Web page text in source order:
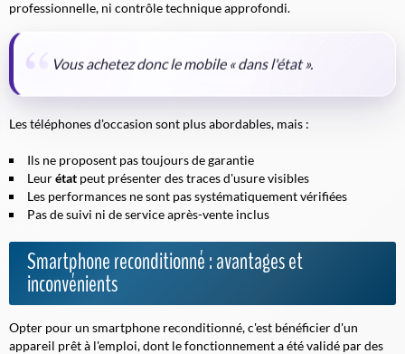
professionnelle, ni contrôle technique approfondi.
Vous achetez donc le mobile « dans l'état ».
Les téléphones d'occasion sont plus abordables, mais :
Ils ne proposent pas toujours de garantie
Leurétat peut présenter des traces d'usure visibles
Les performances ne sont pas systématiquement vérifiées
Pas de suivi ni de service après-vente inclus
Smartphone reconditionné : avantages et
inconvénients
Opter pour un smartphone reconditionné, c'est bénéficier d'un
appareil prêt à l'emploi, dont le fonctionnement a été validé par des